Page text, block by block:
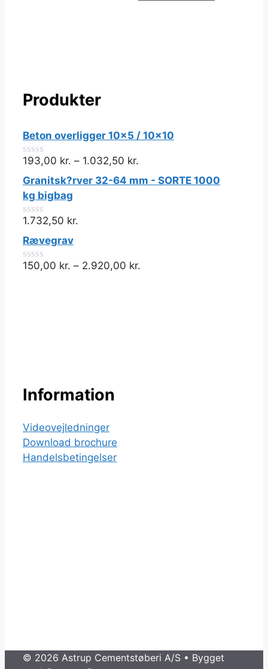
Produkter
Beton overligger 10x5 / 10x10
0
ud
af
5
193,00 kr. – 1.032,50 kr.
Granitsk?rver 32-64 mm - SORTE 1000
kg bigbag
0
ud
af
5
1.732,50 kr.
Rævegrav
0
150,00 kr. – 2.920,00 kr.
Information
Videovejledninger
Download brochure
Handelsbetingelser
© 2026 Astrup Cementstøberi A/S • Bygget